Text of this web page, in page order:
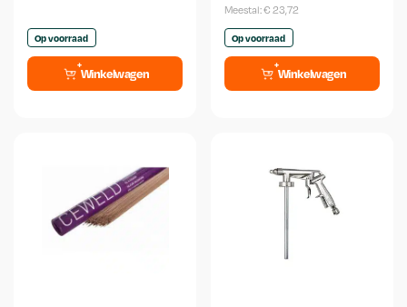
Op voorraad
Winkelwagen
Meestal:€ 23,72
Op voorraad
Winkelwagen